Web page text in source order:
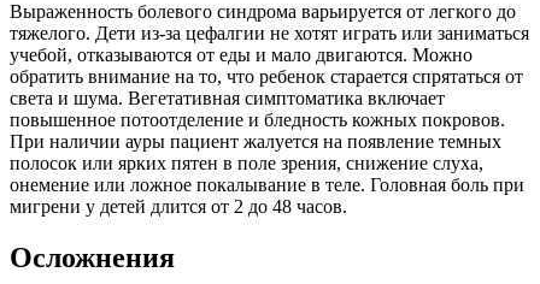
Выраженность болевого синдрома варьируется от легкого до
тяжелого. Дети из-за цефалгии не хотят играть или заниматься
учебой, отказываются от еды и мало двигаются. Можно
обратить внимание на то, что ребенок старается спрятаться от
света и шума. Вегетативная симптоматика включает
повышенное потоотделение и бледность кожных покровов.
При наличии ауры пациент жалуется на появление темных
полосок или ярких пятен в поле зрения, снижение слуха,
онемение или ложное покалывание в теле. Головная боль при
мигрени у детей длится от 2 до 48 часов.
Осложнения